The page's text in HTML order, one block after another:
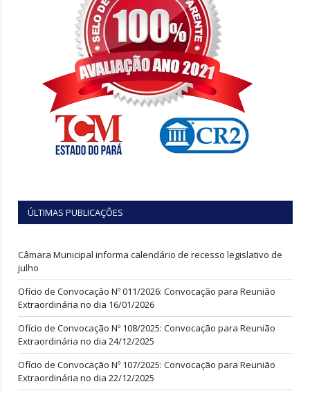
ÚLTIMAS PUBLICAÇÕES
Câmara Municipal informa calendário de recesso legislativo de
julho
Ofício de Convocação Nº 011/2026: Convocação para Reunião
Extraordinária no dia 16/01/2026
Ofício de Convocação Nº 108/2025: Convocação para Reunião
Extraordinária no dia 24/12/2025
Ofício de Convocação Nº 107/2025: Convocação para Reunião
Extraordinária no dia 22/12/2025